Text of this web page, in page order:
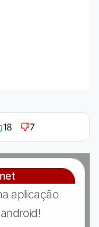
18 7
aplicação